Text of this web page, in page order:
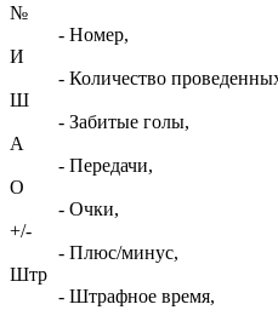
№
- Номер,
И
- Количество
Ш
- Забитые голы,
А
- Передачи,
О
- Очки,
+/-
- Плюс/минус,
Штр
- Штрафное время,